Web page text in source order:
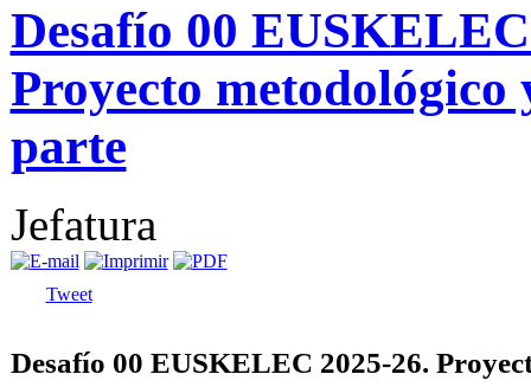
Desafío 00
Proyecto metodológico
parte
Jefatura
Tweet
Desafío 00 EUSKELEC 2025-26.